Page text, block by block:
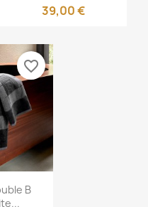
39,00 €
B
favorite_border